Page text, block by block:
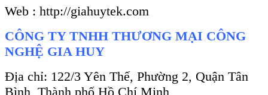
Web : http://giahuytek.com
CÔNG TY TNHH THƯƠNG MẠI CÔNG
NGHỆ GIA HUY
Địa chỉ: 122/3 Yên Thế, Phường 2, Quận Tân
Bình, Thành phố Hồ Chí Minh